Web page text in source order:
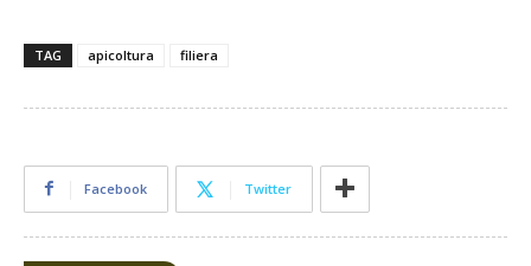
TAG apicoltura filiera
Facebook Twitter